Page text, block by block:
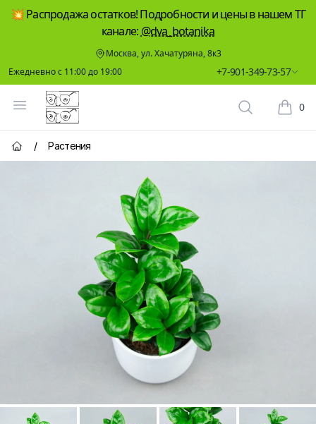
💥 Распродажа остатков! Подробности и цены в нашем ТГ
канале: @dva_botanika
Москва, ул. Хачатуряна, 8к3
Ежедневно с 11:00 до 19:00
+7-901-349-73-57
Открыть меню
Два Ботаника
Поиск
0
Главная страница
/ Растения